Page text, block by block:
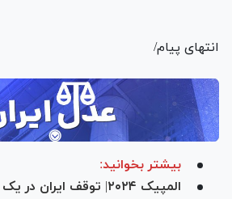
انتهای پیام/
بیشتر بخوانید:
المپیک ۲۰۲۴| توقف ایران